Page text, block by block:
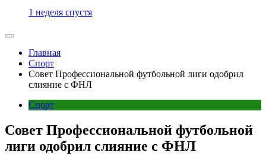
1 неделя спустя
Главная
Спорт
Совет Профессиональной футбольной лиги одобрил
слияние с ФНЛ
Спорт
Совет Профессиональной футбольной
лиги одобрил слияние с ФНЛ